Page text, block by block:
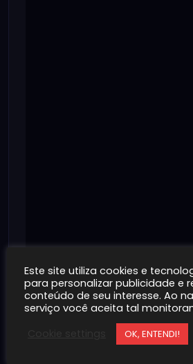
Este site utiliza cookies e
para personalizar publicidade e
conteúdo de seu interesse. Ao
serviço você aceita tal
OK, ENTENDI!